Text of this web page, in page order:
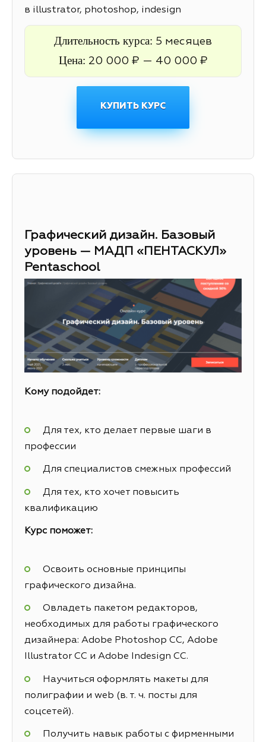
в illustrator, photoshop, indesign
Длительность курса: 5 месяцев
Цена: 20 000 ₽ — 40 000 ₽
КУПИТЬ КУРС
Графический дизайн. Базовый
уровень — МАДП «ПЕНТАСКУЛ»
Pentaschool
Кому подойдет:
Для тех, кто делает первые шаги в
профессии
Для специалистов смежных профессий
Для тех, кто хочет повысить
квалификацию
Курс поможет:
Освоить основные принципы
графического дизайна.
Овладеть пакетом редакторов,
необходимых для работы графического
дизайнера: Adobe Photoshop CC, Adobe
Illustrator CC и Adobe Indesign CC.
Научиться оформлять макеты для
полиграфии и web (в. т. ч. посты для
соцсетей).
Получить навык работы с фирменными